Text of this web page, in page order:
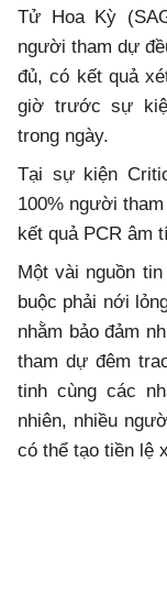
Tử Hoa Kỳ
người tham dự
đủ, có kết quả
giờ trước sự
trong ngày.
Tại sự kiện
100% người
kết quả PCR âm
Một vài nguồn
buộc phải nới
nhằm bảo đảm
tham dự đêm
tinh cùng các
nhiên, nhiều
có thể tạo tiền lệ